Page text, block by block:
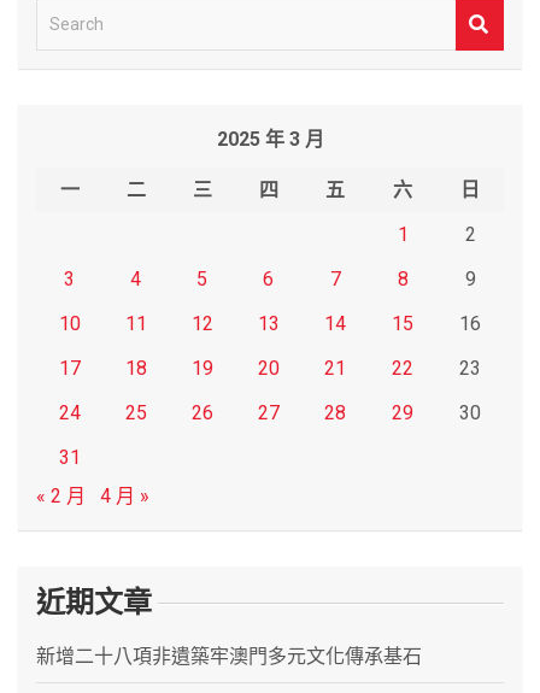
e
2025 年 3 月
一 二 三 四 五 六
日
1
2
3
4 5 6 7 8
9
10
11 12 13 14 15
16
17
18 19 20 21 22
23
24
25 26 27 28 29
30
31
« 2 月
4 月 »
近期文章
新增二十八項非遺築牢澳門多元文化傳承基石